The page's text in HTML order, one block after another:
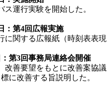
運行実験を開始した。
：第4回広報実施
関する広報紙（時刻表表
第3回事務局連絡会開催
善要望をもとに改善案協
に改善する旨説明した。